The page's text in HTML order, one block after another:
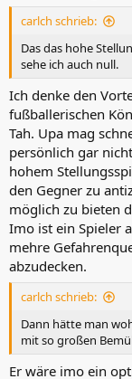
carlch schrieb:
Das das hohe
sehe ich auch null.
Ich denke den
fußballerischen
Tah. Upa mag
persönlich gar
hohem
den Gegner zu
möglich zu bieten
Imo ist ein Spieler
mehre
abzudecken.
carlch schrieb:
Dann hätte man
mit so großen
Er wäre imo ein